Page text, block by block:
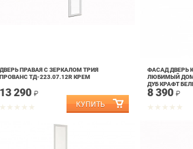
ДВЕРЬ ПРАВАЯ С ЗЕРКАЛОМ ТРИЯ
ПРОВАНС ТД-223.07.12R КРЕМ
13 290 ₽
ФАСАД ДВЕРЬ
ЛЮБИМЫЙ ДОМ
ДУБ КРАФТ
8 390 ₽